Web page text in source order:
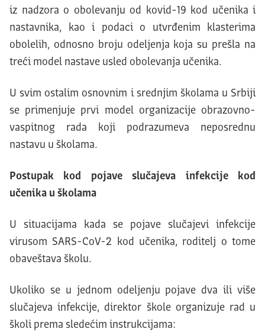
iz nadzora o obolevanju od kovid-19 kod učenika i
nastavnika, kao i podaci o utvrđenim klasterima
obolelih, odnosno broju odeljenja koja su prešla na
treći model nastave usled obolevanja učenika.
U svim ostalim osnovnim i srednjim školama u Srbiji
se primenjuje prvi model organizacije obrazovno-
vaspitnog rada koji podrazumeva neposrednu
nastavu u školama.
Postupak kod pojave slučajeva infekcije kod
učenika u školama
U situacijama kada se pojave slučajevi infekcije
virusom SARS-CoV-2 kod učenika, roditelj o tome
obaveštava školu.
Ukoliko se u jednom odeljenju pojave dva ili više
slučajeva infekcije, direktor škole organizuje rad u
školi prema sledećim instrukcijama: